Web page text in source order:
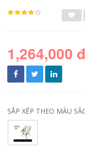
1,264,000 đ
SẮP XẾP THEO MÀU